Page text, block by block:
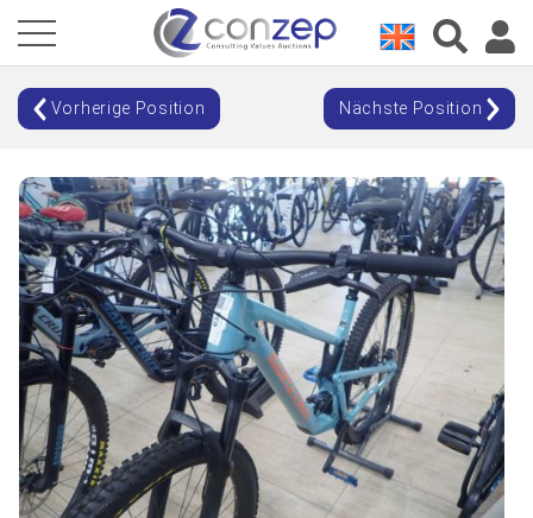
Vorherige Position Nächste Position